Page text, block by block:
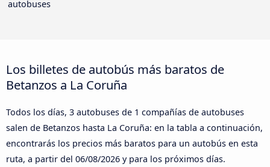
autobuses
Los billetes de autobús más baratos de
Betanzos a La Coruña
Todos los días, 3 autobuses de 1 compañías de autobuses
salen de Betanzos hasta La Coruña: en la tabla a continuación,
encontrarás los precios más baratos para un autobús en esta
ruta, a partir del 06/08/2026 y para los próximos días.